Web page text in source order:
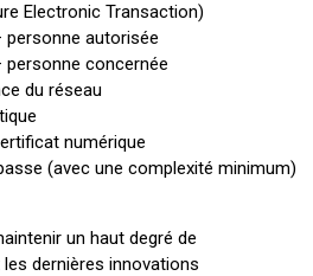
Electronic Transaction)
autorisée
concernée
du réseau
numérique
(avec une complexité minimum)
un haut degré de
dernières innovations